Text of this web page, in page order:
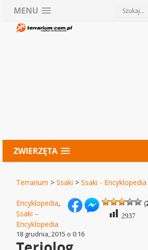
MENU
ZWIERZĘTA
Terrarium >Ssaki >Ssaki - Encyklopedia
(
2937
Encyklopedia,
Ssaki –
Encyklopedia
18 grudnia, 2015 o 0:16